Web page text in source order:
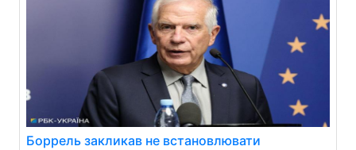
Боррель закликав не встановлювати